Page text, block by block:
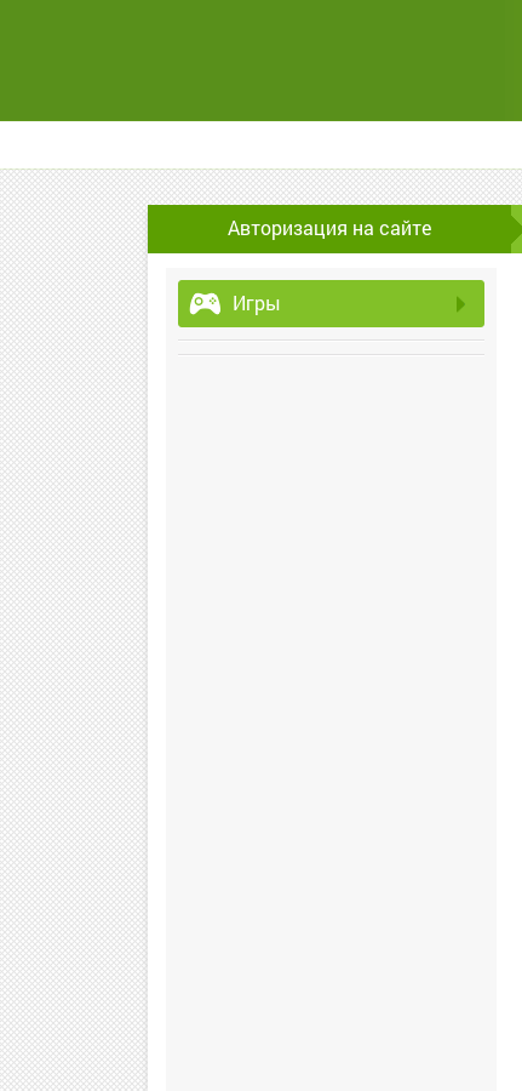
Авторизация на сайте
Игры